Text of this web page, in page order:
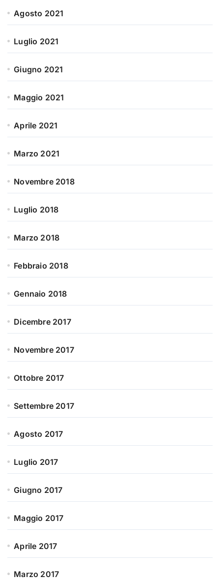
Agosto 2021
Luglio 2021
Giugno 2021
Maggio 2021
Aprile 2021
Marzo 2021
Novembre 2018
Luglio 2018
Marzo 2018
Febbraio 2018
Gennaio 2018
Dicembre 2017
Novembre 2017
Ottobre 2017
Settembre 2017
Agosto 2017
Luglio 2017
Giugno 2017
Maggio 2017
Aprile 2017
Marzo 2017